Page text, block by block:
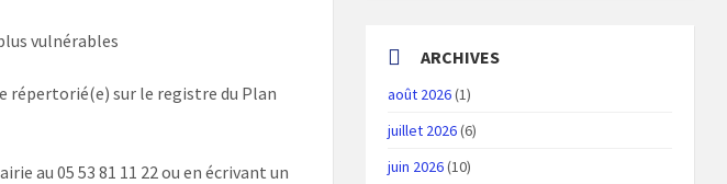
vulnérables
répertorié(e) sur le registre du Plan
au 05 53 81 11 22 ou en écrivant un
ARCHIVES
août 2026(1)
juillet 2026(6)
juin 2026(10)